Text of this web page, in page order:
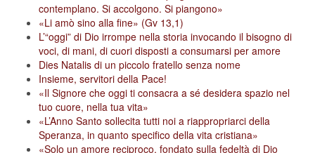
contemplano. Si accolgono. Si piangono»
«Li amò sino alla fine» (Gv 13,1)
L’“oggi” di Dio irrompe nella storia invocando il bisogno di
voci, di mani, di cuori disposti a consumarsi per amore
Dies Natalis di un piccolo fratello senza nome
Insieme, servitori della Pace!
«Il Signore che oggi ti consacra a sé desidera spazio nel
tuo cuore, nella tua vita»
«L’Anno Santo sollecita tutti noi a riappropriarci della
Speranza, in quanto specifico della vita cristiana»
«Solo un amore reciproco, fondato sulla fedeltà di Dio